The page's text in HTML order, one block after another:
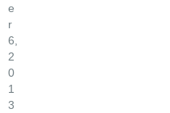
E
R
6,
2
0
1
3